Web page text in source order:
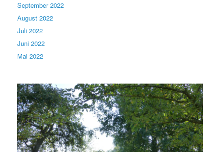
September 2022
August 2022
Juli 2022
Juni 2022
Mai 2022